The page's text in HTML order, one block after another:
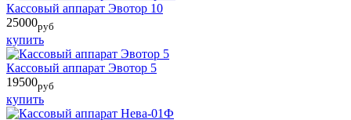
Кассовый аппарат Эвотор 10
25000руб
купить
Кассовый аппарат Эвотор 5
19500руб
купить